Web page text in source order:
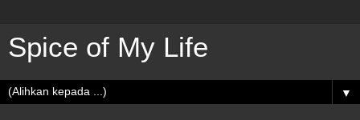
Spice of My Life
▼